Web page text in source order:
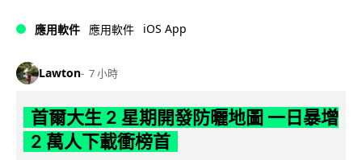
應用軟件 應用軟件 iOS App
Lawton 7 小時
首爾大生 2 星期開發防曬地圖 一日暴增
2 萬人下載衝榜首